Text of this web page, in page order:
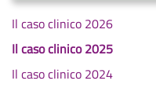
Il caso clinico 2026
Il caso clinico 2025
Il caso clinico 2024